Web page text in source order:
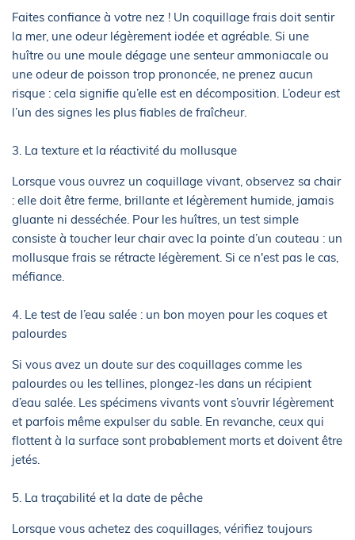
Faites confiance à votre nez ! Un coquillage frais doit sentir
la mer, une odeur légèrement iodée et agréable. Si une
huître ou une moule dégage une senteur ammoniacale ou
une odeur de poisson trop prononcée, ne prenez aucun
risque : cela signifie qu’elle est en décomposition. L’odeur est
l’un des signes les plus fiables de fraîcheur.
3. La texture et la réactivité du mollusque
Lorsque vous ouvrez un coquillage vivant, observez sa chair
: elle doit être ferme, brillante et légèrement humide, jamais
gluante ni desséchée. Pour les huîtres, un test simple
consiste à toucher leur chair avec la pointe d’un couteau : un
mollusque frais se rétracte légèrement. Si ce n'est pas le cas,
méfiance.
4. Le test de l’eau salée : un bon moyen pour les coques et
palourdes
Si vous avez un doute sur des coquillages comme les
palourdes ou les tellines, plongez-les dans un récipient
d’eau salée. Les spécimens vivants vont s’ouvrir légèrement
et parfois même expulser du sable. En revanche, ceux qui
flottent à la surface sont probablement morts et doivent être
jetés.
5. La traçabilité et la date de pêche
Lorsque vous achetez des coquillages, vérifiez toujours